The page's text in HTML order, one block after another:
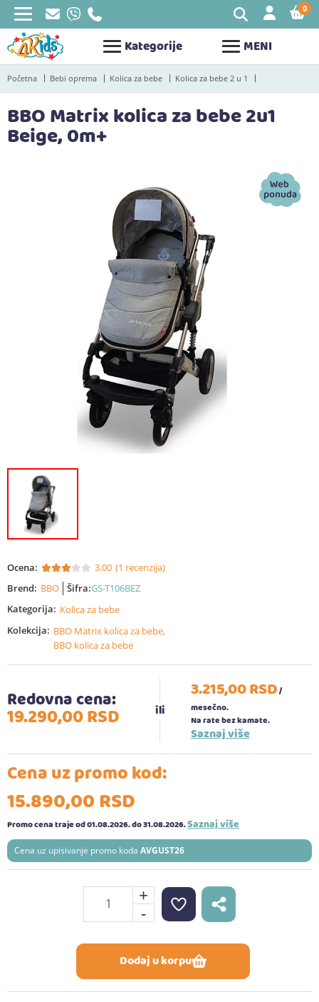
Kategorije MENI
0
Početna Bebi oprema Kolica za bebe Kolica za bebe 2 u 1
BBO Matrix kolica za bebe 2u1
Beige, 0m+
Ocena: 3.00 (1 recenzija)
Brend: BBO Šifra:GS-T106BEZ
Kategorija: Kolica za bebe
Kolekcija: BBO Matrix kolica za bebe,
BBO kolica za bebe
Redovna cena:
19.290,00RSD
3.215,00RSD/
mesečno.
Na rate bez kamate.
Saznaj više
Cena uz promo kod:
15.890,00RSD
Promo cena traje od 01.08.2026.do 31.08.2026.Saznaj više
Cena uz upisivanje promo koda AVGUST26
+
-
Dodaj u korpu